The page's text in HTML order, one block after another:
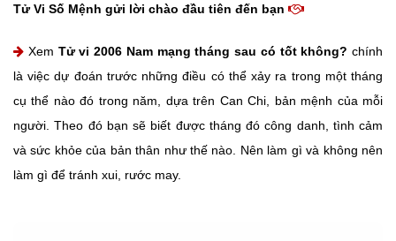
Tử Vi Số Mệnh gửi lời chào đầu tiên đến bạn
Xem Tử vi 2006 Nam mạng tháng sau có tốt không? chính
là việc dự đoán trước những điều có thể xảy ra trong một tháng
cụ thể nào đó trong năm, dựa trên Can Chi, bản mệnh của mỗi
người. Theo đó bạn sẽ biết được tháng đó công danh, tình cảm
và sức khỏe của bản thân như thế nào. Nên làm gì và không nên
làm gì để tránh xui, rước may.